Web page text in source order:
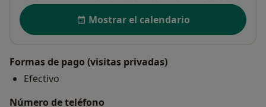
Disponibilidad
Mostrar el calendario
Formas de pago (visitas privadas)
Efectivo
Número de teléfono